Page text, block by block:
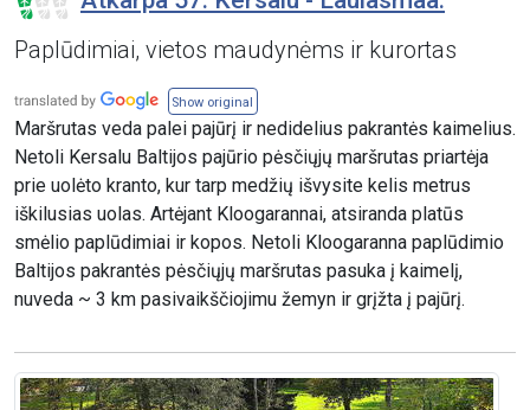
Paplūdimiai, vietos maudynėms ir kurortas
Show original
Maršrutas veda palei pajūrį ir nedidelius pakrantės kaimelius.
Netoli Kersalu Baltijos pajūrio pėsčiųjų maršrutas priartėja
prie uolėto kranto, kur tarp medžių išvysite kelis metrus
iškilusias uolas. Artėjant Kloogarannai, atsiranda platūs
smėlio paplūdimiai ir kopos. Netoli Kloogaranna paplūdimio
Baltijos pakrantės pėsčiųjų maršrutas pasuka į kaimelį,
nuveda ~ 3 km pasivaikščiojimu žemyn ir grįžta į pajūrį.